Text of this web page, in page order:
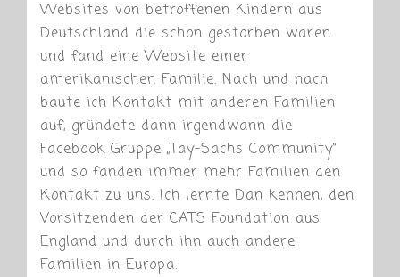
Websites von betroffenen Kindern aus
Deutschland die schon gestorben waren
und fand eine Website einer
amerikanischen Familie. Nach und nach
baute ich Kontakt mit anderen Familien
auf, gründete dann irgendwann die
Facebook Gruppe „Tay-Sachs Community“
und so fanden immer mehr Familien den
Kontakt zu uns. Ich lernte Dan kennen, den
Vorsitzenden der CATS Foundation aus
England und durch ihn auch andere
Familien in Europa.